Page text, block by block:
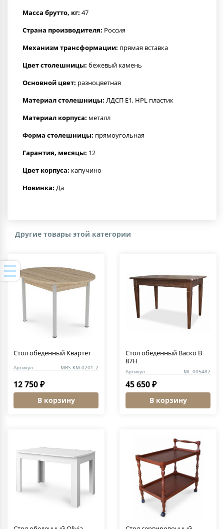
Масса брутто, кг: 47
Страна производителя: Россия
Механизм трансформации: прямая вставка
Цвет столешницы: бежевый камень
Основной цвет: разноцветная
Материал столешницы: ЛДСП Е1, HPL пластик
Материал корпуса: металл
Форма столешницы: прямоугольная
Гарантия, месяцы: 12
Цвет корпуса: капучино
Новинка: Да
Другие товары этой категории
Стол обеденный Квартет
Артикул MBS_KM-0201_2
12 750 ₽
В корзину
Стол обеденный Васко В
87Н
Артикул ML_005482
45 650 ₽
В корзину